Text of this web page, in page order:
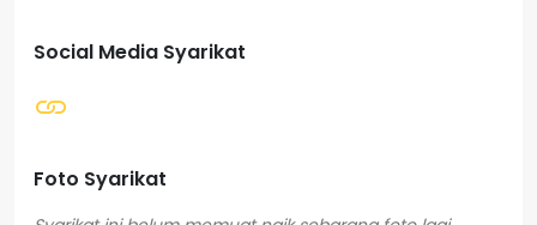
Social Media Syarikat
Foto Syarikat